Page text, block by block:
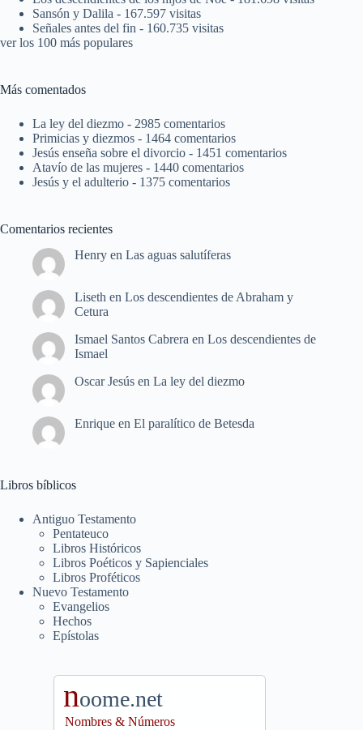
Sansón y Dalila - 167.597 visitas
Señales antes del fin - 160.735 visitas
ver los 100 más populares
Más comentados
La ley del diezmo - 2985 comentarios
Primicias y diezmos - 1464 comentarios
Jesús enseña sobre el divorcio - 1451 comentarios
Atavío de las mujeres - 1440 comentarios
Jesús y el adulterio - 1375 comentarios
Comentarios recientes
Henry en Las aguas salutíferas
Liseth en Los descendientes de Abraham y
Cetura
Ismael Santos Cabrera en Los descendientes de
Ismael
Oscar Jesús en La ley del diezmo
Enrique en El paralítico de Betesda
Libros bíblicos
Antiguo Testamento
Pentateuco
Libros Históricos
Libros Poéticos y Sapienciales
Libros Proféticos
Nuevo Testamento
Evangelios
Hechos
Epístolas
noome.net
Nombres & Números